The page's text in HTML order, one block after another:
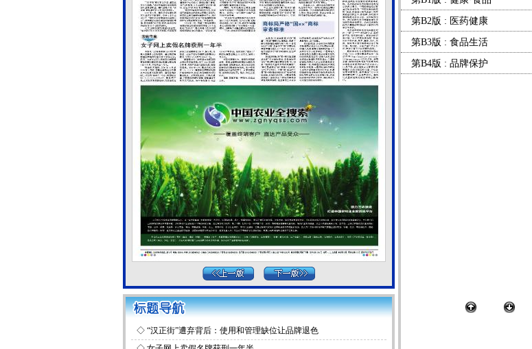
◇ “汉正街”遭弃背后：使用和管理缺位让品牌退色
第B2版 : 医药健康
第B3版 : 食品生活
第B4版 : 品牌保护